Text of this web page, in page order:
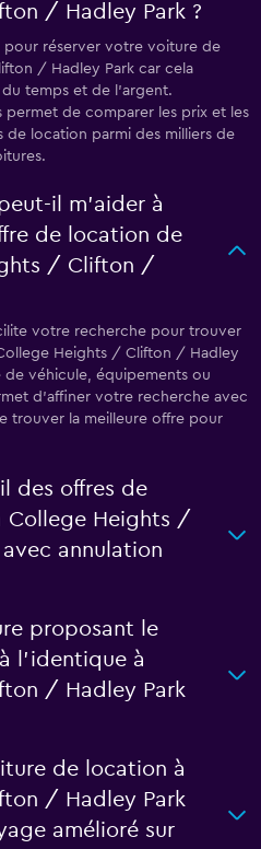
/ Hadley Park ?
pour réserver votre voiture de
/ Hadley Park car cela
temps et de l'argent.
de comparer les prix et les
de location parmi des milliers de
il m’aider à
de location de
/ Clifton /
votre recherche pour trouver
Heights / Clifton / Hadley
de véhicule, équipements ou
d'affiner votre recherche avec
trouver la meilleure offre pour
des offres de
College Heights /
annulation
proposant le
l’identique à
/ Hadley Park
de location à
/ Hadley Park
amélioré sur